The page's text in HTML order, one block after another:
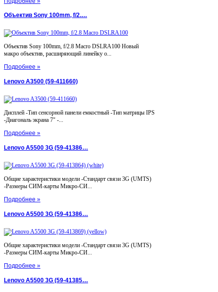
Объектив Sony 100mm, f/2.…
Объектив Sony 100mm, f/2.8 Macro DSLRA100 Новый
макро объектив, расширяющий линейку о...
Подробнее »
Lenovo A3500 (59-411660)
Дисплей -Тип сенсорной панели емкостный -Тип матрицы IPS
-Диагональ экрана 7" -...
Подробнее »
Lenovo A5500 3G (59-41386…
Общие характеристики модели -Стандарт связи 3G (UMTS)
-Размеры СИМ-карты Микро-СИ...
Подробнее »
Lenovo A5500 3G (59-41386…
Общие характеристики модели -Стандарт связи 3G (UMTS)
-Размеры СИМ-карты Микро-СИ...
Подробнее »
Lenovo A5500 3G (59-41385…